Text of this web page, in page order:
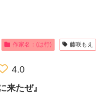
作家名：(は行) 藤咲もえ
4.0
来たぜ』